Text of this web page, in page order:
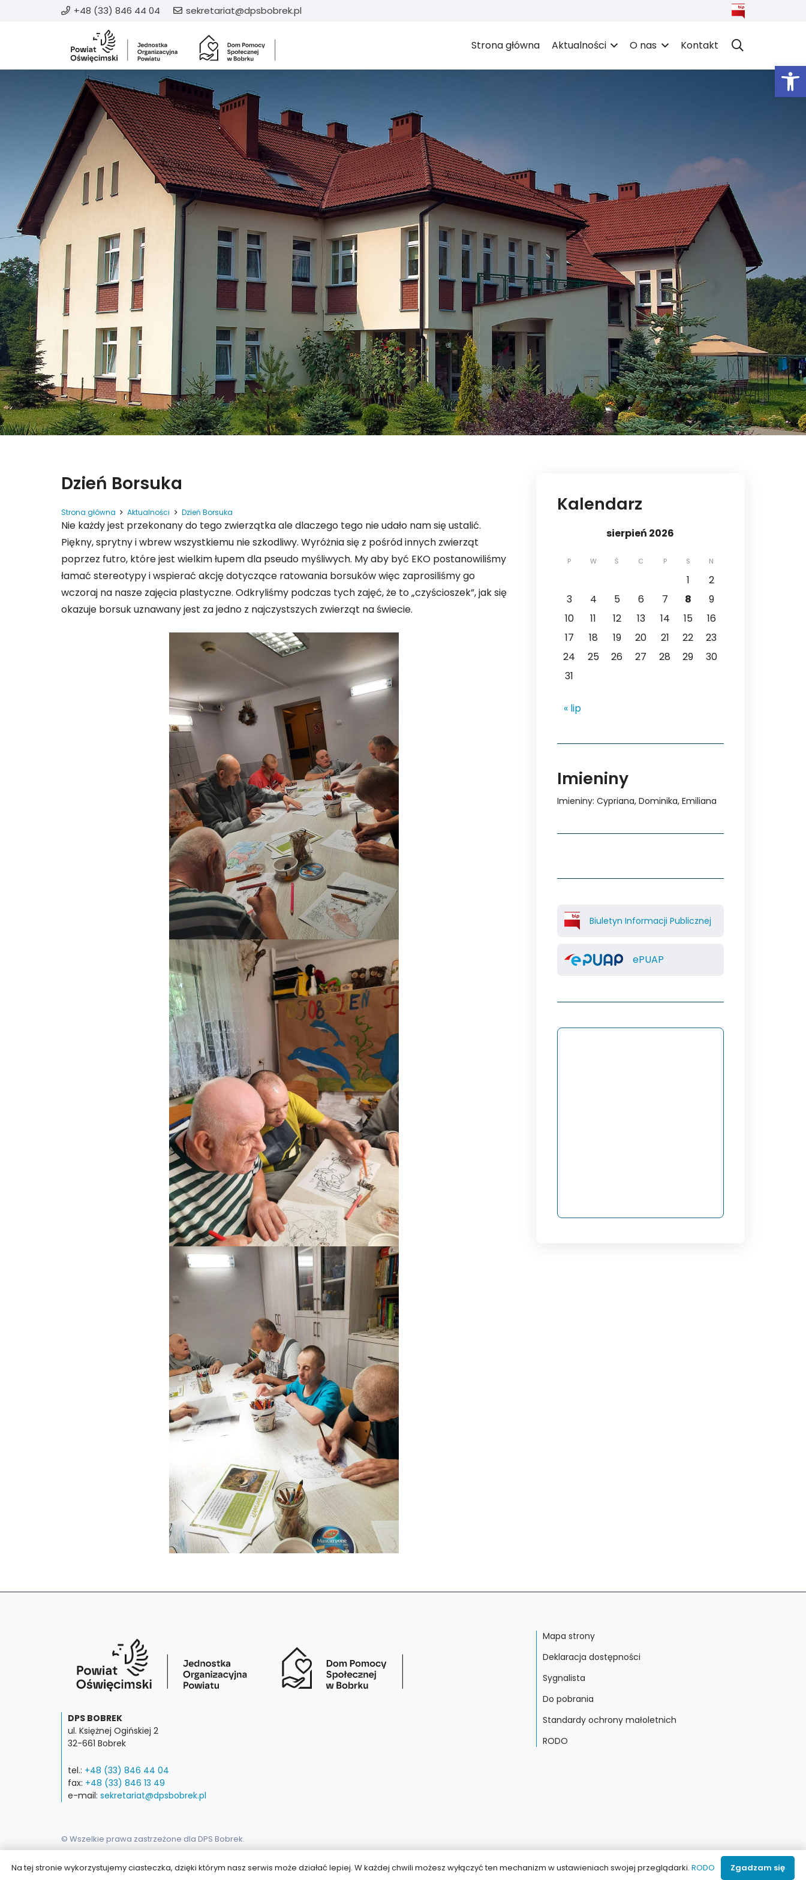
+48 (33) 846 44 04 sekretariat@dpsbobrek.pl
Strona główna Aktualności O nas Kontakt
Dzień Borsuka
Strona główna Aktualności Dzień Borsuka
Nie każdy jest przekonany do tego zwierzątka ale dlaczego tego nie udało nam się ustalić.
Piękny, sprytny i wbrew wszystkiemu nie szkodliwy. Wyróżnia się z pośród innych zwierząt
poprzez futro, które jest wielkim łupem dla pseudo myśliwych. My aby być EKO postanowiliśmy
łamać stereotypy i wspierać akcję dotyczące ratowania borsuków więc zaprosiliśmy go
wczoraj na nasze zajęcia plastyczne. Odkryliśmy podczas tych zajęć, że to „czyścioszek”, jak się
okazuje borsuk uznawany jest za jedno z najczystszych zwierząt na świecie.
Kalendarz
sierpień 2026
P W Ś C P S N
1
2
3
4 5 6 7 8
9
10
11 12 13 14 15
16
17
18 19 20 21 22
23
24
25 26 27 28 29
30
31
« lip
Imieniny
Imieniny: Cypriana, Dominika, Emiliana
Biuletyn Informacji Publicznej
ePUAP
DPS BOBREK
ul. Księżnej Ogińskiej 2
32-661 Bobrek
tel.: +48 (33) 846 44 04
fax: +48 (33) 846 13 49
e-mail: sekretariat@dpsbobrek.pl
Mapa strony
Deklaracja dostępności
Sygnalista
Do pobrania
Standardy ochrony małoletnich
RODO
© Wszelkie prawa zastrzeżone dla DPS Bobrek.
Na tej stronie wykorzystujemy ciasteczka, dzięki którym nasz serwis może działać lepiej. W każdej chwili możesz wyłączyć ten mechanizm w ustawieniach swojej przeglądarki.RODO Zgadzam się